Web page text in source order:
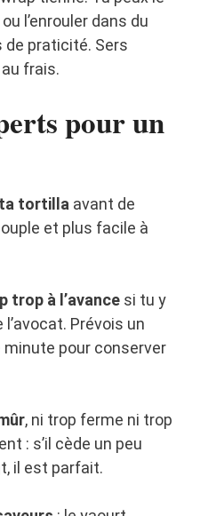
l’enrouler dans du
de praticité. Sers
frais.
pour un
tortilla avant de
et plus facile à
trop à l’avance si tu y
Prévois un
pour conserver
, ni trop ferme ni trop
: s’il cède un peu
il est parfait.